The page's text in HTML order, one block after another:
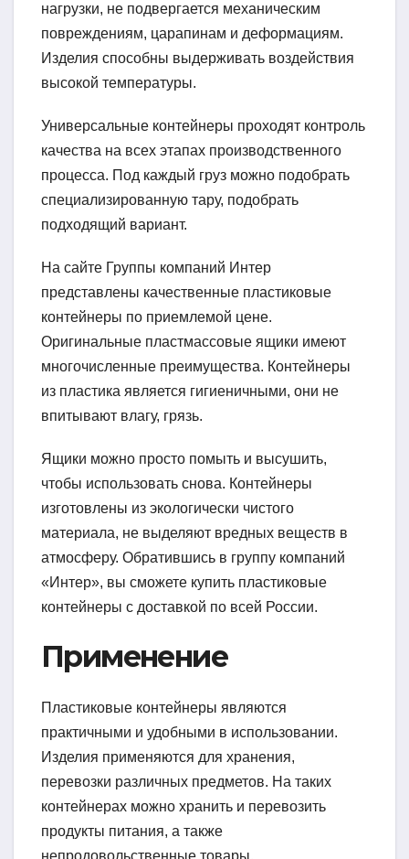
нагрузки, не подвергается механическим
повреждениям, царапинам и деформациям.
Изделия способны выдерживать воздействия
высокой температуры.
Универсальные контейнеры проходят контроль
качества на всех этапах производственного
процесса. Под каждый груз можно подобрать
специализированную тару, подобрать
подходящий вариант.
На сайте Группы компаний Интер
представлены качественные пластиковые
контейнеры по приемлемой цене.
Оригинальные пластмассовые ящики имеют
многочисленные преимущества. Контейнеры
из пластика является гигиеничными, они не
впитывают влагу, грязь.
Ящики можно просто помыть и высушить,
чтобы использовать снова. Контейнеры
изготовлены из экологически чистого
материала, не выделяют вредных веществ в
атмосферу. Обратившись в группу компаний
«Интер», вы сможете купить пластиковые
контейнеры с доставкой по всей России.
Применение
Пластиковые контейнеры являются
практичными и удобными в использовании.
Изделия применяются для хранения,
перевозки различных предметов. На таких
контейнерах можно хранить и перевозить
продукты питания, а также